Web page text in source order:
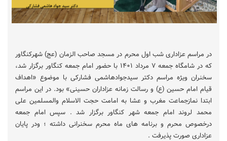
در مراسم عزاداری شب اول محرم در مسجد صاحب الزمان (عج) شهرکنگاور
که در شامگاه جمعه ۷ مرداد ۱۴۰۱ با حضور امام جمعه کنگاور برگزار شد،
سخنران ویژه مراسم دکتر سیدجوادهاشمی فشارکی با موضوع «اهداف
قیام امام حسین (ع) و رسالت زمانه عزاداران حسینی» بود. در این مراسم
ابتدا نمازجماعت مغرب و عشا به امامت حجت الاسلام والمسلمین علی
محمد لروند امام جمعه شهر کنگاور برگزار شد . سپس امام جمعه
درخصوص محرم و برنامه های ماه محرم سخنرانی داشته ؛ ودر پایان
عزاداری صورت پذیرفت .